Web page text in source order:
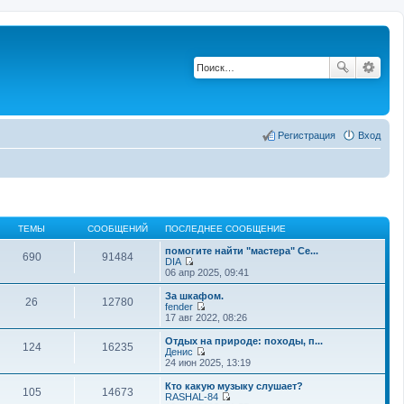
Вход
Регистрация
ТЕМЫ СООБЩЕНИЙ ПОСЛЕДНЕЕ СООБЩЕНИЕ
690 91484
помогите найти "мастера" Се...
DIA
П
е
р
е
й
т
к
п
о
л
е
06 апр 2025, 09:41
26 12780
За шкафом.
fender
П
е
р
е
й
т
к
17 авг 2022, 08:26
124 16235
Отдых на природе: походы, п...
Денис
П
е
р
е
24 июн 2025, 13:19
105 14673
Кто какую музыку слушает?
RASHAL-84